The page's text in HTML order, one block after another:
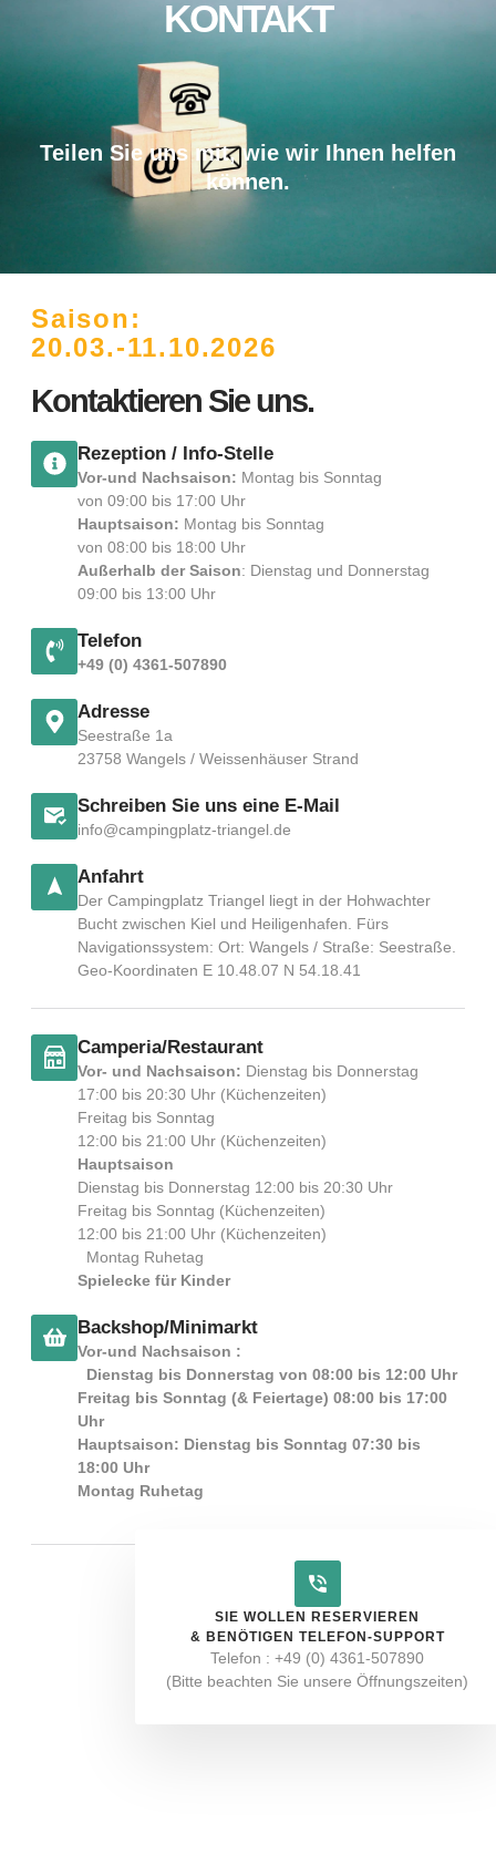
KONTAKT
Teilen Sie uns mit, wie wir Ihnen helfen
können.
Saison:
20.03.-11.10.2026
Kontaktieren Sie uns.
Rezeption / Info-Stelle
Vor-und Nachsaison: Montag bis Sonntag
von 09:00 bis 17:00 Uhr
Hauptsaison: Montag bis Sonntag
von 08:00 bis 18:00 Uhr
Außerhalb der Saison: Dienstag und Donnerstag
09:00 bis 13:00 Uhr
Telefon
+49 (0) 4361-507890
Adresse
Seestraße 1a
23758 Wangels / Weissenhäuser Strand
Schreiben Sie uns eine E-Mail
info@campingplatz-triangel.de
Anfahrt
Der Campingplatz Triangel liegt in der Hohwachter
Bucht zwischen Kiel und Heiligenhafen. Fürs
Navigationssystem: Ort: Wangels / Straße: Seestraße.
Geo-Koordinaten E 10.48.07 N 54.18.41
Camperia/Restaurant
Vor- und Nachsaison: Dienstag bis Donnerstag
17:00 bis 20:30 Uhr (Küchenzeiten)
Freitag bis Sonntag
12:00 bis 21:00 Uhr (Küchenzeiten)
Hauptsaison
Dienstag bis Donnerstag 12:00 bis 20:30 Uhr
Freitag bis Sonntag (Küchenzeiten)
12:00 bis 21:00 Uhr (Küchenzeiten)
Montag Ruhetag
Spielecke für Kinder
Backshop/Minimarkt
Vor-und Nachsaison :
Dienstag bis Donnerstag von 08:00 bis 12:00 Uhr
Freitag bis Sonntag (& Feiertage) 08:00 bis 17:00
Uhr
Hauptsaison: Dienstag bis Sonntag 07:30 bis
18:00 Uhr
Montag Ruhetag
SIE WOLLEN RESERVIEREN
& BENÖTIGEN TELEFON-SUPPORT
Telefon : +49 (0) 4361-507890
(Bitte beachten Sie unsere Öffnungszeiten)